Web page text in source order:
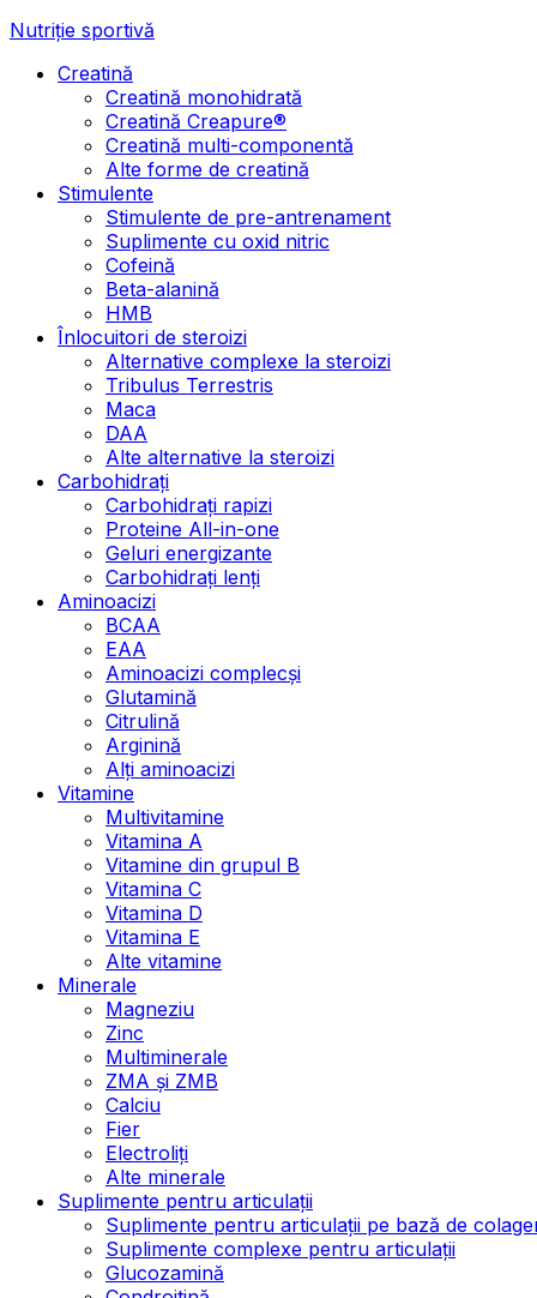
Nutriție sportivă
Creatină
Creatină monohidrată
Creatină Creapure®
Creatină multi-componentă
Alte forme de creatină
Stimulente
Stimulente de pre-antrenament
Suplimente cu oxid nitric
Cofeină
Beta-alanină
HMB
Înlocuitori de steroizi
Alternative complexe la steroizi
Tribulus Terrestris
Maca
DAA
Alte alternative la steroizi
Carbohidrați
Carbohidrați rapizi
Proteine All-in-one
Geluri energizante
Carbohidrați lenți
Aminoacizi
BCAA
EAA
Aminoacizi complecși
Glutamină
Citrulină
Arginină
Alți aminoacizi
Vitamine
Multivitamine
Vitamina A
Vitamine din grupul B
Vitamina C
Vitamina D
Vitamina E
Alte vitamine
Minerale
Magneziu
Zinc
Multiminerale
ZMA și ZMB
Calciu
Fier
Electroliți
Alte minerale
Suplimente pentru articulații
Suplimente pentru articulații pe bază de
Suplimente complexe pentru articulații
Glucozamină